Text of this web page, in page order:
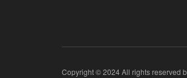
Copyright © 2024 All rights reserved